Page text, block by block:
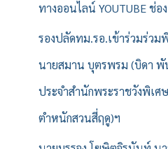
ทางออนไลน์ YOUTUBE ช่อ
รองปลัดทม.รอ.เข้าร่วมร่ว
นายสมาน บุตรพรม (บิดา
ประจำสำนักพระราชวังพิเ
ตำหนักสวนสี่ฤดู)ฯ